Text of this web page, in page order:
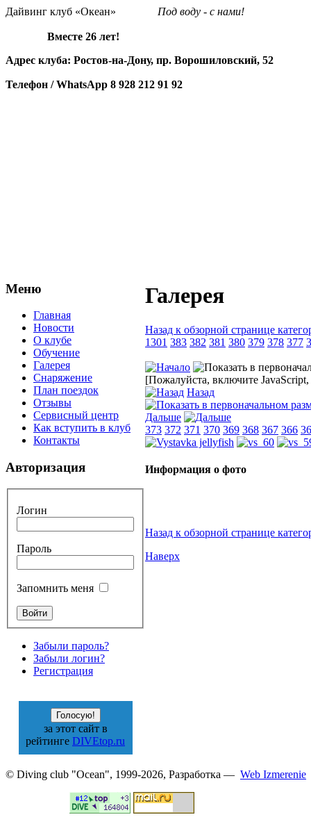
Дайвинг клуб «Океан» Под воду - с нами!
Вместе 26 лет!
Адрес клуба: Ростов-на-Дону, пр. Ворошиловский, 52
Телефон / WhatsApp 8 928 212 91 92
Меню
Главная
Новости
О клубе
Обучение
Галерея
Снаряжение
План поездок
Отзывы
Сервисный центр
Как вступить в клуб
Контакты
Авторизация
Логин
Пароль
Запомнить меня
Забыли пароль?
Забыли логин?
Регистрация
за этот сайт в
рейтинге DIVEtop.ru
Галерея
Назад к обзорной странице
1301 383 382 381 380 379 378 377
[Пожалуйста, включите
Назад
Дальше
373 372 371 370 369 368 367 366
Информация о фото
Назад к обзорной странице
Наверх
© Diving club "Ocean", 1999-2026, Разработка — Web Izmerenie